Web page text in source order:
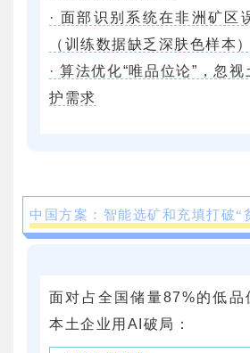
· 面部识别系统在非洲矿区
（训练数据缺乏深肤色样本）
· 算法优化“唯品位论”，忽
护需求
中国方案：智能选矿和充填打破“
面对占全国储量87%的低品
本土企业用AI破局：